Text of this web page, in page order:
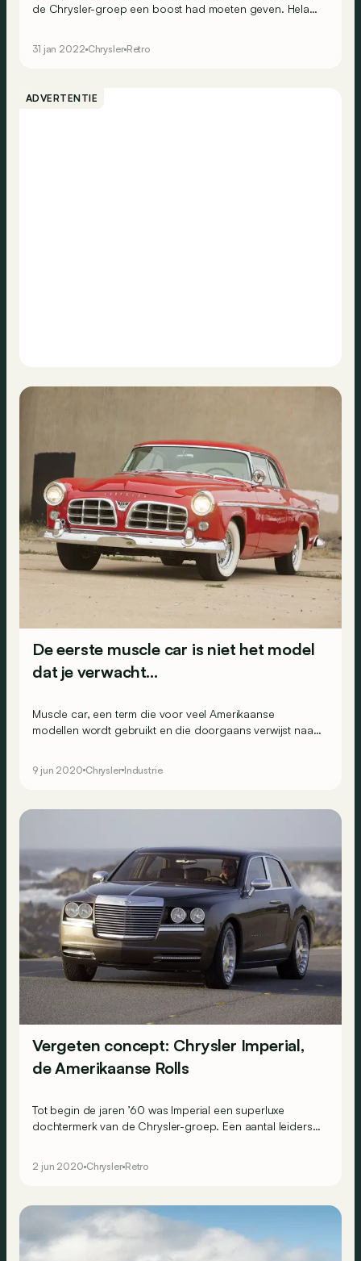
de Chrysler-groep een boost had moeten geven. Helaas
31 jan 2022 Chrysler Retro
ADVERTENTIE
De eerste muscle car is niet het model
dat je verwacht…
Muscle car, een term die voor veel Amerikaanse
modellen wordt gebruikt en die doorgaans verwijst naar
auto’s lag in de jaren 1960, maar de eerste echte muscle
9 jun 2020 Chrysler Industrie
Vergeten concept: Chrysler Imperial,
de Amerikaanse Rolls
Tot begin de jaren ’60 was Imperial een superluxe
dochtermerk van de Chrysler-groep. Een aantal leiders
jaar later een vervolg breien aan die geschiedenis.
2 jun 2020 Chrysler Retro